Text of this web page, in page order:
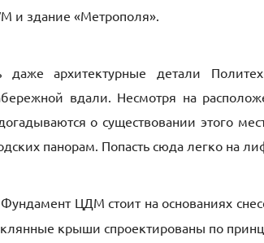
и здание «Метрополя».
даже архитектурные детали
вдали. Несмотря на
о существовании этого
панорам. Попасть сюда легко на
ЦДМ стоит на основаниях
крыши спроектированы по